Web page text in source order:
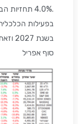
.4.0%
סוף אפריל